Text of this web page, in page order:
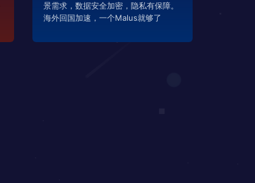
景需求，数据安全加密，隐私有保障。
海外回国加速，一个Malus就够了